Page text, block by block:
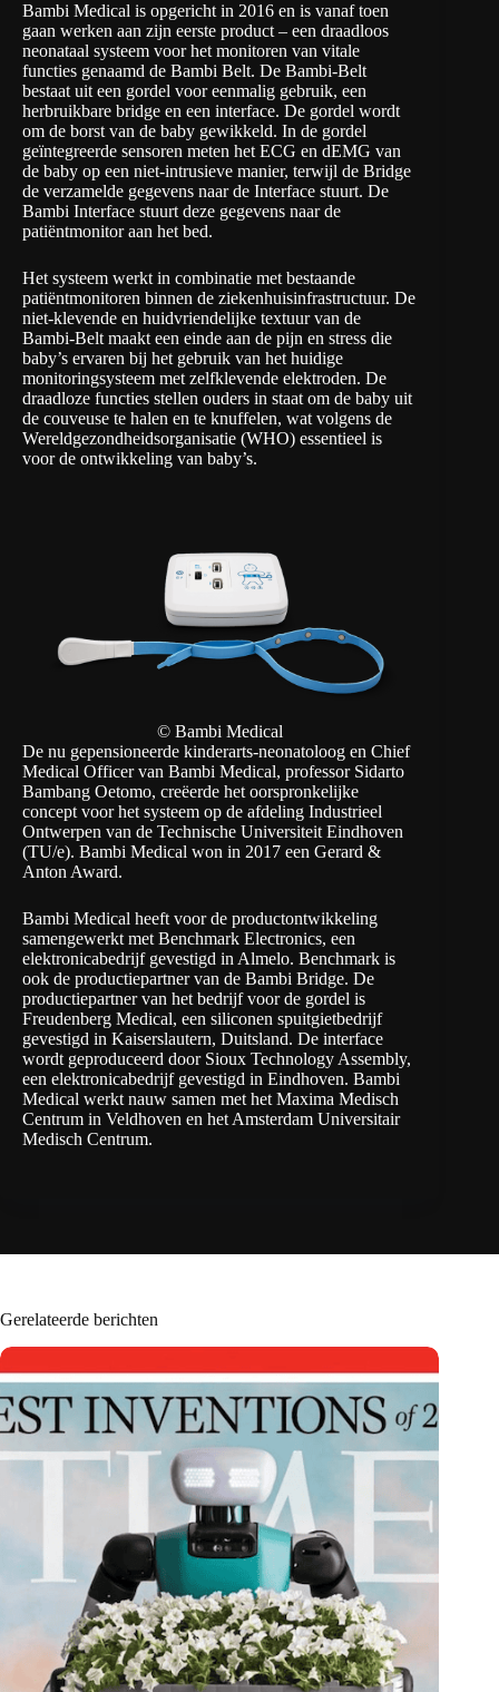
Bambi Medical is opgericht in 2016 en is vanaf toen
gaan werken aan zijn eerste product – een draadloos
neonataal systeem voor het monitoren van vitale
functies genaamd de Bambi Belt. De Bambi-Belt
bestaat uit een gordel voor eenmalig gebruik, een
herbruikbare bridge en een interface. De gordel wordt
om de borst van de baby gewikkeld. In de gordel
geïntegreerde sensoren meten het ECG en dEMG van
de baby op een niet-intrusieve manier, terwijl de Bridge
de verzamelde gegevens naar de Interface stuurt. De
Bambi Interface stuurt deze gegevens naar de
patiëntmonitor aan het bed.
Het systeem werkt in combinatie met bestaande
patiëntmonitoren binnen de ziekenhuisinfrastructuur. De
niet-klevende en huidvriendelijke textuur van de
Bambi-Belt maakt een einde aan de pijn en stress die
baby’s ervaren bij het gebruik van het huidige
monitoringsysteem met zelfklevende elektroden. De
draadloze functies stellen ouders in staat om de baby uit
de couveuse te halen en te knuffelen, wat volgens de
Wereldgezondheidsorganisatie (WHO) essentieel is
voor de ontwikkeling van baby’s.
© Bambi Medical
De nu gepensioneerde kinderarts-neonatoloog en Chief
Medical Officer van Bambi Medical, professor Sidarto
Bambang Oetomo, creëerde het oorspronkelijke
concept voor het systeem op de afdeling Industrieel
Ontwerpen van de Technische Universiteit Eindhoven
(TU/e). Bambi Medical won in 2017 een Gerard &
Anton Award.
Bambi Medical heeft voor de productontwikkeling
samengewerkt met Benchmark Electronics, een
elektronicabedrijf gevestigd in Almelo. Benchmark is
ook de productiepartner van de Bambi Bridge. De
productiepartner van het bedrijf voor de gordel is
Freudenberg Medical, een siliconen spuitgietbedrijf
gevestigd in Kaiserslautern, Duitsland. De interface
wordt geproduceerd door Sioux Technology Assembly,
een elektronicabedrijf gevestigd in Eindhoven. Bambi
Medical werkt nauw samen met het Maxima Medisch
Centrum in Veldhoven en het Amsterdam Universitair
Medisch Centrum.
Gerelateerde berichten